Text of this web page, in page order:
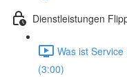
Dienstleistungen
Was ist
(3:00)